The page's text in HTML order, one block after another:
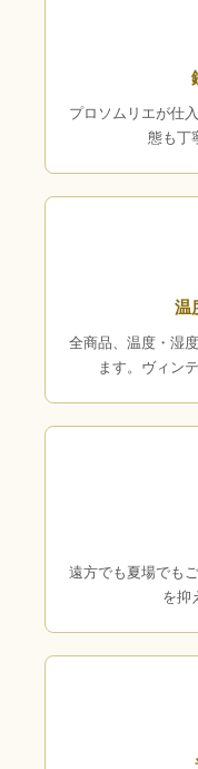
プロソムリエが仕
態も丁
温
全商品、温度・湿
ます。ヴィン
遠方でも夏場でも
を抑